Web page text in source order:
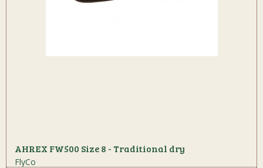
AHREX FW500 Size 8 - Traditional dry
FlyCo